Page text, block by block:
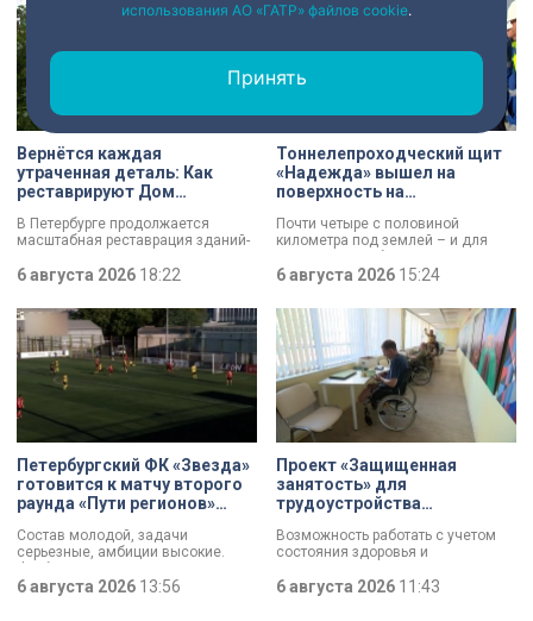
Вернётся каждая
утраченная деталь: Как
реставрируют Дом
Святого Николая на улице
Марата
В Петербурге продолжается
масштабная реставрация зданий-
губернаторской программы.
Специалисты обновляют не
просто стены, а восстанавливают
буквально каждую утраченную
деталь. Один из самых знаковых
адресов сейчас — Дом
Единоверческой церкви Святого
Николая на улице Марата. Здание
XIX века, прошедшее через
несколько перестроек, сегодня
переживает второе рождение.
Жемчужина, объекта культурного
наследия — исторические часы.
Их элементы утрачены на 90%.
6 августа 2026 18:22
Тоннелепроходческий щит
«Надежда» вышел на
поверхность на
Почти четыре с половиной
километра под землей – и для
«Надежды» забрезжил свет:
проходческий щит вышел на
поверхность. О ходе работ у
демонтажного котлована сегодня
рассказали губернатору
Александру Беглову и
председателю Законодательного
Собрания Александру Бельскому.
6 августа 2026 15:24
Петербургский ФК «Звезда»
готовится к матчу второго
раунда «Пути регионов»
Состав молодой, задачи
серьезные, амбиции высокие.
Футбольная «Звезда»,
выступающая во второй Лиге Б,
готовится к матчу второго раунда
6 августа 2026 13:56
Проект «Защищенная
занятость» для
трудоустройства
инвалидностью стартовал в
Петербурге
Возможность работать с учетом
состояния здоровья и
Петербурге стартовал пилотный
проект «Защищенная занятость»
6 августа 2026 11:43
использования АО «ГАТР» файлов cookie.
Принять